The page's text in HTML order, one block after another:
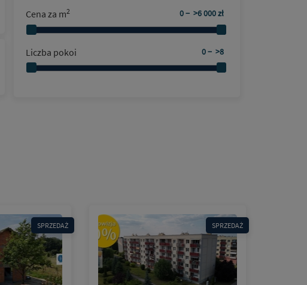
Cena za m2
Liczba pokoi
SPRZEDAŻ SPRZEDAŻ